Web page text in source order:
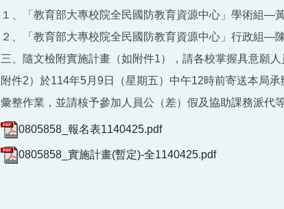
１、「教育部大專校院全民國防教育資源中心」學術組―
２、「教育部大專校院全民國防教育資源中心」行政組―
三、隨文檢附實施計畫（如附件1），請各校掌握具意願
附件2）於114年5月9日（星期五）中午12時前寄送本局
彙整作業，並請核予參加人員公（差）假及協助課務派代
0805858_報名表1140425.pdf
0805858_實施計畫(暫定)-全1140425.pdf